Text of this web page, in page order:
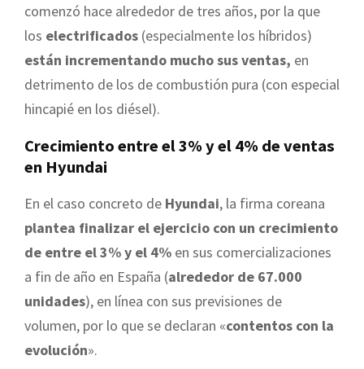
comenzó hace alrededor de tres años, por la que
los electrificados (especialmente los híbridos)
están incrementando mucho sus ventas, en
detrimento de los de combustión pura (con especial
hincapié en los diésel).
Crecimiento entre el 3% y el 4% de ventas
en Hyundai
En el caso concreto de Hyundai, la firma coreana
plantea finalizar el ejercicio con un crecimiento
de entre el 3% y el 4% en sus comercializaciones
a fin de año en España (alrededor de 67.000
unidades), en línea con sus previsiones de
volumen, por lo que se declaran «contentos con la
evolución».